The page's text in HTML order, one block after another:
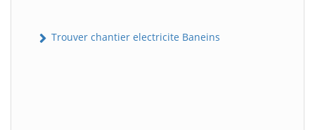
Trouver chantier electricite Baneins